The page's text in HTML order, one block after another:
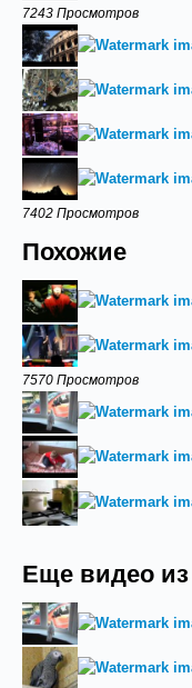
7243 Просмотров
7402 Просмотров
Похожие
7570 Просмотров
Еще видео из